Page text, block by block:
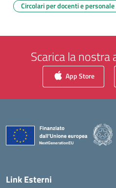
Circolari per docenti e personale
Scarica la nostra
App Store
Link Esterni